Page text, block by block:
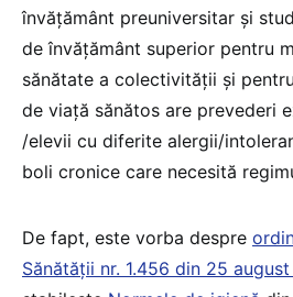
învățământ preuniversitar și
de învățământ superior pentru
sănătate a colectivității și
de viață sănătos are prevederi
/elevii cu diferite alergii/
boli cronice care necesită
De fapt, este vorba despre
Sănătății nr. 1.456 din 25